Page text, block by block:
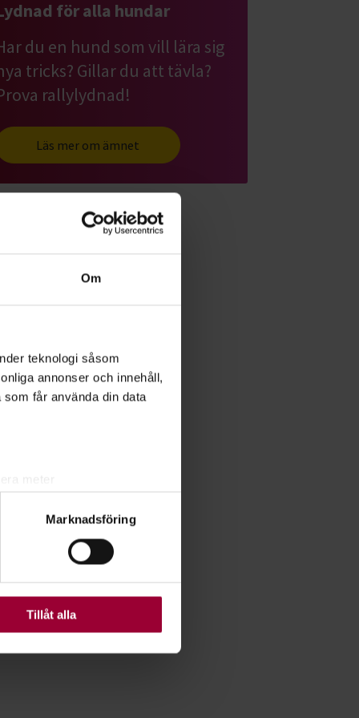
Om
teknologi såsom
annonser och innehåll,
får använda din data
. Du kan ändra
Vissa kakor är
Marknadsföring
Tillåt alla
för alla hundar
du en hund som vill lära sig
tricks? Gillar du att tävla?
rallylydnad!
Läs mer om ämnet